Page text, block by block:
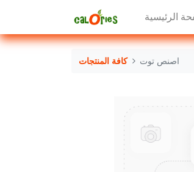
الرئيسية
كافة المنتجات اصنص توت